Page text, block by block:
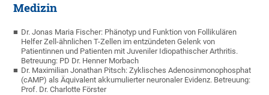
Medizin
Dr. Jonas Maria Fischer: Phänotyp und Funktion von Follikulären
Helfer Zell-ähnlichen T-Zellen im entzündeten Gelenk von
Patientinnen und Patienten mit Juveniler Idiopathischer Arthritis.
Betreuung: PD Dr. Henner Morbach
Dr. Maximilian Jonathan Pitsch: Zyklisches Adenosinmonophosphat
(cAMP) als Äquivalent akkumulierter neuronaler Evidenz. Betreuung:
Prof. Dr. Charlotte Förster